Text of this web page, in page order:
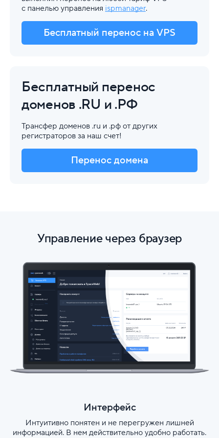
с панелью управления ispmanager.
Бесплатный перенос на VPS
Бесплатный перенос
доменов .RU и .РФ
Трансфер доменов .ru и .рф от других
регистраторов за наш счет!
Перенос домена
Управление через браузер
Интерфейс
Интуитивно понятен и не перегружен лишней
информацией. В нем действительно удобно работать.